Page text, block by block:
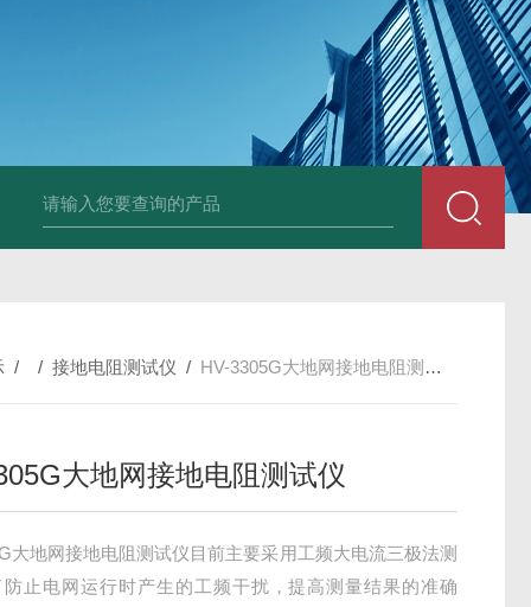
双钳相位伏安表 ML12A手持式相位伏安表 SMG2000E钳形相位
/ /接地电阻测试仪 / HV-3305G大地网接地电阻测试仪
大地网接地电阻测试仪
大地网接地电阻测试仪目前主要采用工频大电流三极法测
防止电网运行时产生的工频干扰，提高测量结果的准确